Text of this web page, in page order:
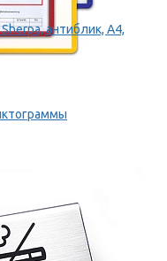
антиблик, А4,